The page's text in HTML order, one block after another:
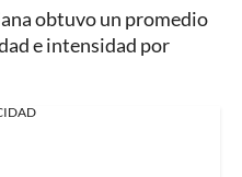
obtuvo un promedio
e intensidad por